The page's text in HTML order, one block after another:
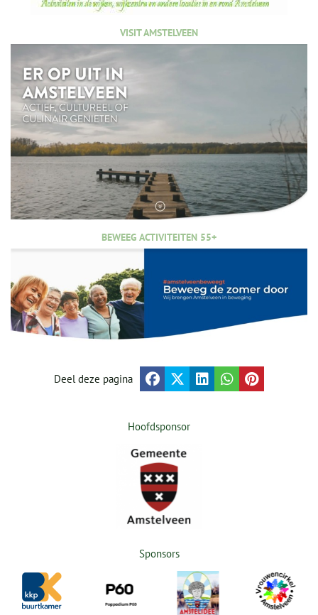
VISIT AMSTELVEEN
BEWEEG ACTIVITEITEN 55+
Deel deze pagina
Hoofdsponsor
Sponsors